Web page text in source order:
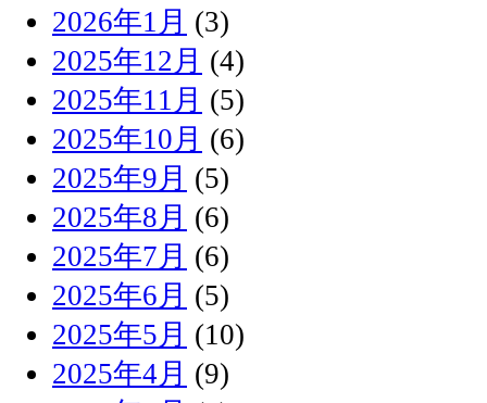
2026年1月 (3)
2025年12月 (4)
2025年11月 (5)
2025年10月 (6)
2025年9月 (5)
2025年8月 (6)
2025年7月 (6)
2025年6月 (5)
2025年5月 (10)
2025年4月 (9)